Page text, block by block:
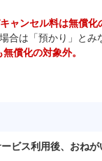
ャンセル料は無償化
合は「預かり」とみ
償化の対象外。
ビス利用後、おね